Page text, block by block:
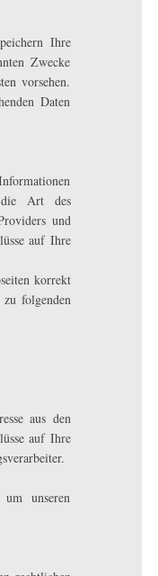
Ihre
Zwecke
vorsehen.
Daten
die Art des
und
auf Ihre
korrekt
folgenden
aus den
auf Ihre
unseren